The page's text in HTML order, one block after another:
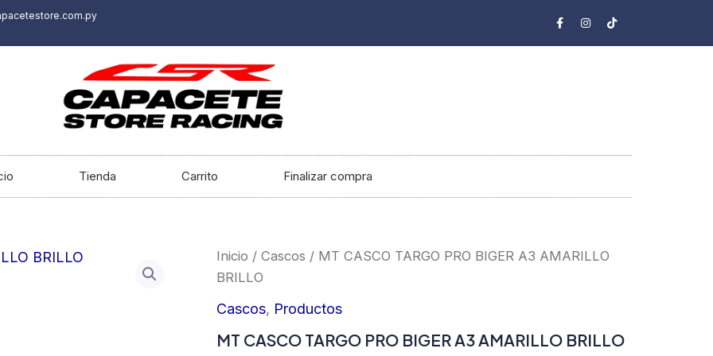
F
a
e
I
n
t
T
i
t
Tienda Carrito Finalizar compra
Inicio / Cascos / MT CASCO TARGO PRO BIGER A3 AMARILLO
BRILLO
Cascos, Productos
MT CASCO TARGO PRO BIGER A3 AMARILLO BRILLO